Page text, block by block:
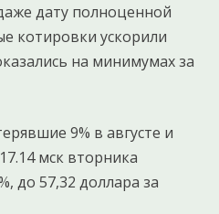
дату полноценной
котировки ускорили
на минимумах за
9% в августе и
мск вторника
до 57,32 доллара за